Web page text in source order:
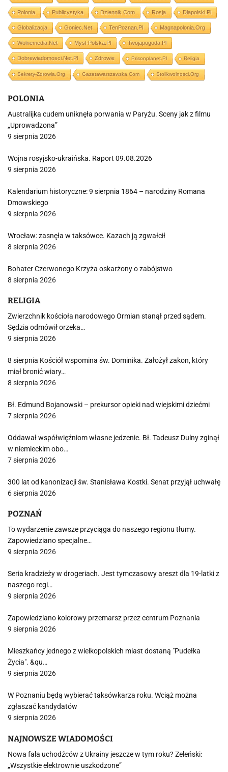
Polonia Publicystyka Dziennik.com Rosja Dlapolski.pl
Globalizacja Goniec.net TenPoznan.pl Magnapolonia.org
Wolnemedia.net Mysl-Polska.pl Twojapogoda.pl
Dobrewiadomosci.net.pl Zdrowie Prisonplanet.pl Religia
Sekrety-Zdrowia.org Gazetawarszawska.com Stolikwolnosci.org
POLONIA
Australijka cudem uniknęła porwania w Paryżu. Sceny jak z filmu
„Uprowadzona”
9 sierpnia 2026
Wojna rosyjsko-ukraińska. Raport 09.08.2026
9 sierpnia 2026
Kalendarium historyczne: 9 sierpnia 1864 – narodziny Romana
Dmowskiego
9 sierpnia 2026
Wrocław: zasnęła w taksówce. Kazach ją zgwałcił
8 sierpnia 2026
Bohater Czerwonego Krzyża oskarżony o zabójstwo
8 sierpnia 2026
RELIGIA
Zwierzchnik kościoła narodowego Ormian stanął przed sądem.
Sędzia odmówił orzeka…
9 sierpnia 2026
8 sierpnia Kościół wspomina św. Dominika. Założył zakon, który
miał bronić wiary…
8 sierpnia 2026
Bł. Edmund Bojanowski – prekursor opieki nad wiejskimi dziećmi
7 sierpnia 2026
Oddawał współwięźniom własne jedzenie. Bł. Tadeusz Dulny zginął
w niemieckim obo…
7 sierpnia 2026
300 lat od kanonizacji św. Stanisława Kostki. Senat przyjął uchwałę
6 sierpnia 2026
POZNAŃ
To wydarzenie zawsze przyciąga do naszego regionu tłumy.
Zapowiedziano specjalne…
9 sierpnia 2026
Seria kradzieży w drogeriach. Jest tymczasowy areszt dla 19-latki z
naszego regi…
9 sierpnia 2026
Zapowiedziano kolorowy przemarsz przez centrum Poznania
9 sierpnia 2026
Mieszkańcy jednego z wielkopolskich miast dostaną "Pudełka
Życia". &qu…
9 sierpnia 2026
W Poznaniu będą wybierać taksówkarza roku. Wciąż można
zgłaszać kandydatów
9 sierpnia 2026
NAJNOWSZE WIADOMOŚCI
Nowa fala uchodźców z Ukrainy jeszcze w tym roku? Zeleński:
„Wszystkie elektrownie uszkodzone”